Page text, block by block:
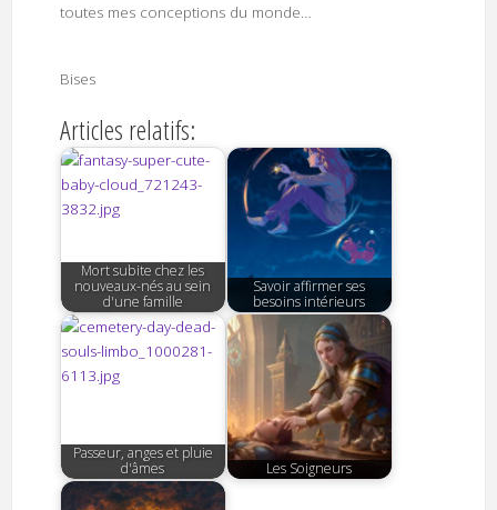
toutes mes conceptions du monde…
Bises
Articles relatifs:
Mort subite chez les
nouveaux-nés au sein
d'une famille
Savoir affirmer ses
besoins intérieurs
Passeur, anges et pluie
d'âmes
Les Soigneurs